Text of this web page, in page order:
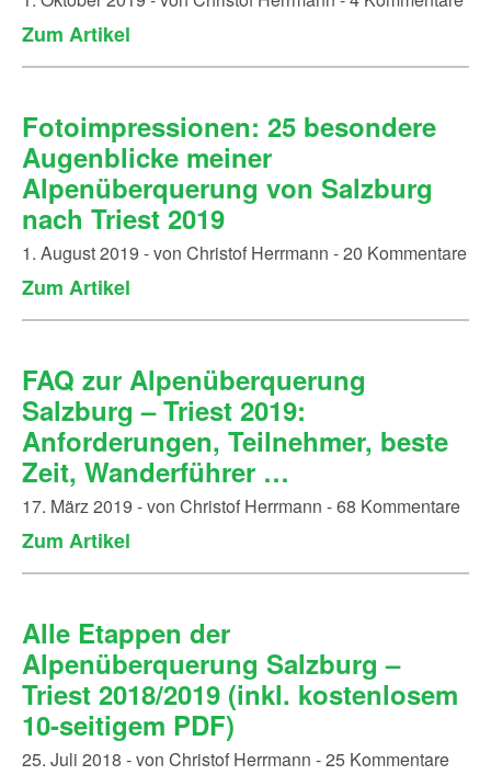
Zum Artikel
Fotoimpressionen: 25 besondere
Augenblicke meiner
Alpenüberquerung von Salzburg
nach Triest 2019
1. August 2019 - von Christof Herrmann - 20 Kommentare
Zum Artikel
FAQ zur Alpenüberquerung
Salzburg – Triest 2019:
Anforderungen, Teilnehmer, beste
Zeit, Wanderführer …
17. März 2019 - von Christof Herrmann - 68 Kommentare
Zum Artikel
Alle Etappen der
Alpenüberquerung Salzburg –
Triest 2018/2019 (inkl. kostenlosem
10-seitigem PDF)
25. Juli 2018 - von Christof Herrmann - 25 Kommentare